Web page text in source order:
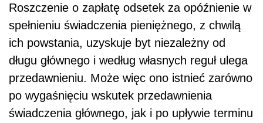
Roszczenie o zapłatę odsetek za opóźnienie w
spełnieniu świadczenia pieniężnego, z chwilą
ich powstania, uzyskuje byt niezależny od
długu głównego i według własnych reguł ulega
przedawnieniu. Może więc ono istnieć zarówno
po wygaśnięciu wskutek przedawnienia
świadczenia głównego, jak i po upływie terminu